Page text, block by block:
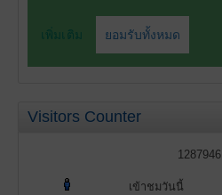
Visitors Counter
1287946
เข้าชมวันนี้